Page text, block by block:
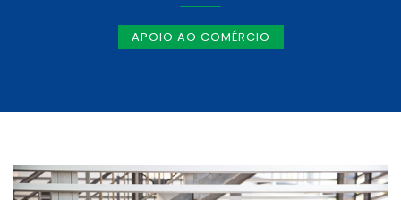
APOIO AO COMÉRCIO